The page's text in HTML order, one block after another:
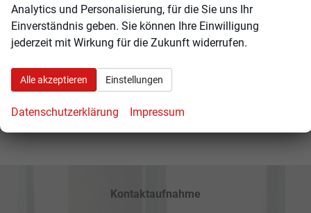
Volvo
Kontaktaufnahme
Analytics und Personalisierung, für die Sie uns Ihr
Einverständnis geben. Sie können Ihre Einwilligung
jederzeit mit Wirkung für die Zukunft widerrufen.
Alle akzeptieren Einstellungen
Datenschutzerklärung Impressum